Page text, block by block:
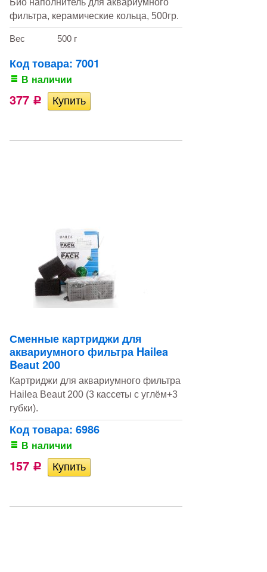
фильтра, керамические кольца, 500гр.
Вес 500 г
Код товара: 7001
В наличии
377 Р
Сменные картриджи для
аквариумного фильтра Hailea
Beaut 200
Картриджи для аквариумного фильтра
Hailea Beaut 200 (3 кассеты с углём+3
губки).
Код товара: 6986
В наличии
157 Р